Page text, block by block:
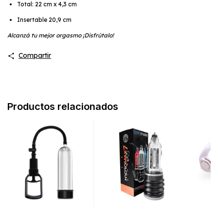
Total: 22 cm x 4,3 cm
Insertable 20,9 cm
Alcanzá tu mejor orgasmo ¡Disfrútalo!
Compartir
Productos relacionados